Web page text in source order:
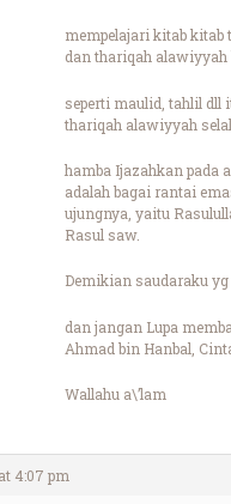
mempelajari kitab
dan thariqah alawiyyah
seperti maulid, tahlil dll
thariqah alawiyyah
hamba Ijazahkan pada
adalah bagai rantai
ujungnya, yaitu
Rasul saw.
Demikian saudaraku
dan jangan Lupa
Ahmad bin Hanbal,
Wallahu a\’lam
4:07 pm